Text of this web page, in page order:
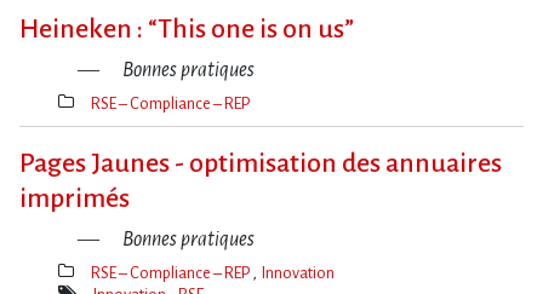
Heineken : “This one is on us”
Bonnes pratiques
Thèmes(s)
RSE – Compliance – REP
Pages Jaunes - optimisation des annuaires
imprimés
Bonnes pratiques
RSE – Compliance – REP Innovation